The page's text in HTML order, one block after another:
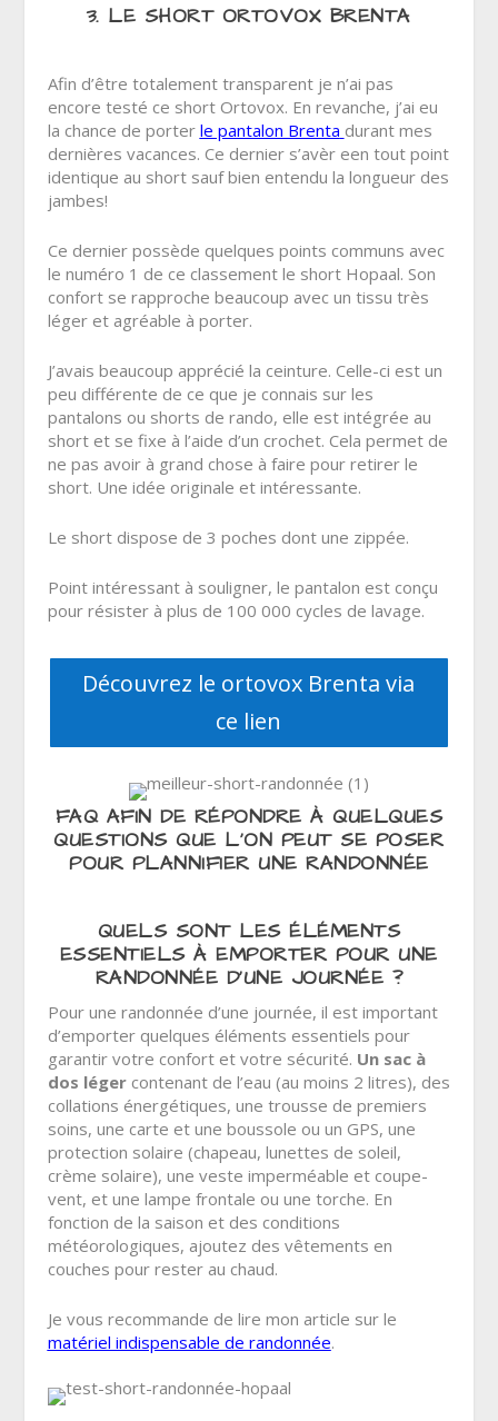
3. LE SHORT ORTOVOX BRENTA
Afin d’être totalement transparent je n’ai pas
encore testé ce short Ortovox. En revanche, j’ai eu
la chance de porter le pantalon Brenta durant mes
dernières vacances. Ce dernier s’avèr een tout point
identique au short sauf bien entendu la longueur des
jambes!
Ce dernier possède quelques points communs avec
le numéro 1 de ce classement le short Hopaal. Son
confort se rapproche beaucoup avec un tissu très
léger et agréable à porter.
J’avais beaucoup apprécié la ceinture. Celle-ci est un
peu différente de ce que je connais sur les
pantalons ou shorts de rando, elle est intégrée au
short et se fixe à l’aide d’un crochet. Cela permet de
ne pas avoir à grand chose à faire pour retirer le
short. Une idée originale et intéressante.
Le short dispose de 3 poches dont une zippée.
Point intéressant à souligner, le pantalon est conçu
pour résister à plus de 100 000 cycles de lavage.
Découvrez le ortovox Brenta via
ce lien
FAQ AFIN DE RÉPONDRE À QUELQUES
QUESTIONS QUE L’ON PEUT SE POSER
POUR PLANNIFIER UNE RANDONNÉE
QUELS SONT LES ÉLÉMENTS
ESSENTIELS À EMPORTER POUR UNE
RANDONNÉE D’UNE JOURNÉE ?
Pour une randonnée d’une journée, il est important
d’emporter quelques éléments essentiels pour
garantir votre confort et votre sécurité. Un sac à
dos légercontenant de l’eau (au moins 2 litres), des
collations énergétiques, une trousse de premiers
soins, une carte et une boussole ou un GPS, une
protection solaire (chapeau, lunettes de soleil,
crème solaire), une veste imperméable et coupe-
vent, et une lampe frontale ou une torche. En
fonction de la saison et des conditions
météorologiques, ajoutez des vêtements en
couches pour rester au chaud.
Je vous recommande de lire mon article sur le
matériel indispensable de randonnée.